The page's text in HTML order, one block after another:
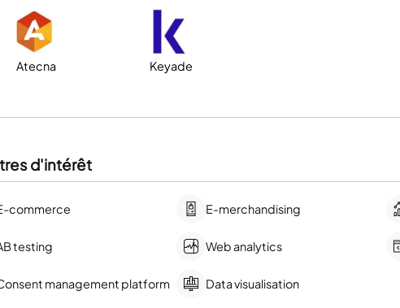
Atecna Keyade
d'intérêt
commerce E-merchandising
testing Web analytics
management platform Data visualisation